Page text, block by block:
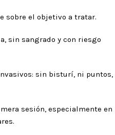
sobre el objetivo a tratar.
sin sangrado y con riesgo
sin bisturí, ni puntos,
sesión, especialmente en